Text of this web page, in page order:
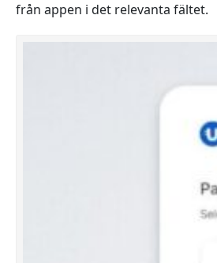
från appen i det relevanta fältet.